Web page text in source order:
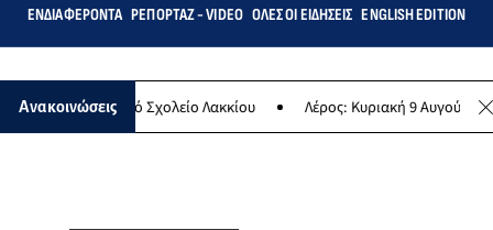
ΕΝΔΙΑΦΈΡΟΝΤΑ ΡΕΠΟΡΤΆΖ - VIDEO ΌΛΕΣ ΟΙ ΕΙΔΉΣΕΙΣ ENGLISH EDITION
Ανακοινώσεις
στο Δημοτικό Σχολείο Λακκίου Λέρος: Κυριακή 9 Αυγούστου το